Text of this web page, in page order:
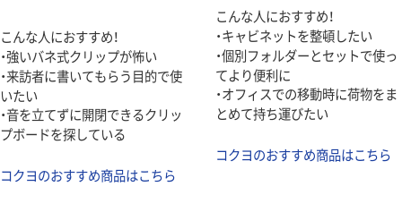
こんな人におすすめ！
・強いバネ式クリップが怖い
・来訪者に書いてもらう目的で使
いたい
・音を立てずに開閉できるクリッ
プボードを探している
コクヨのおすすめ商品はこちら
こんな人におすすめ！
・キャビネットを整頓したい
・個別フォルダーとセットで使っ
てより便利に
・オフィスでの移動時に荷物をま
とめて持ち運びたい
コクヨのおすすめ商品はこちら